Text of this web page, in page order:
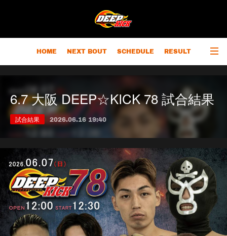
HOME NEXT BOUT SCHEDULE RESULT
CHAMPIONS
6.7 大阪 DEEP☆KICK 78 試合結果
試合結果 2026.06.16 19:40